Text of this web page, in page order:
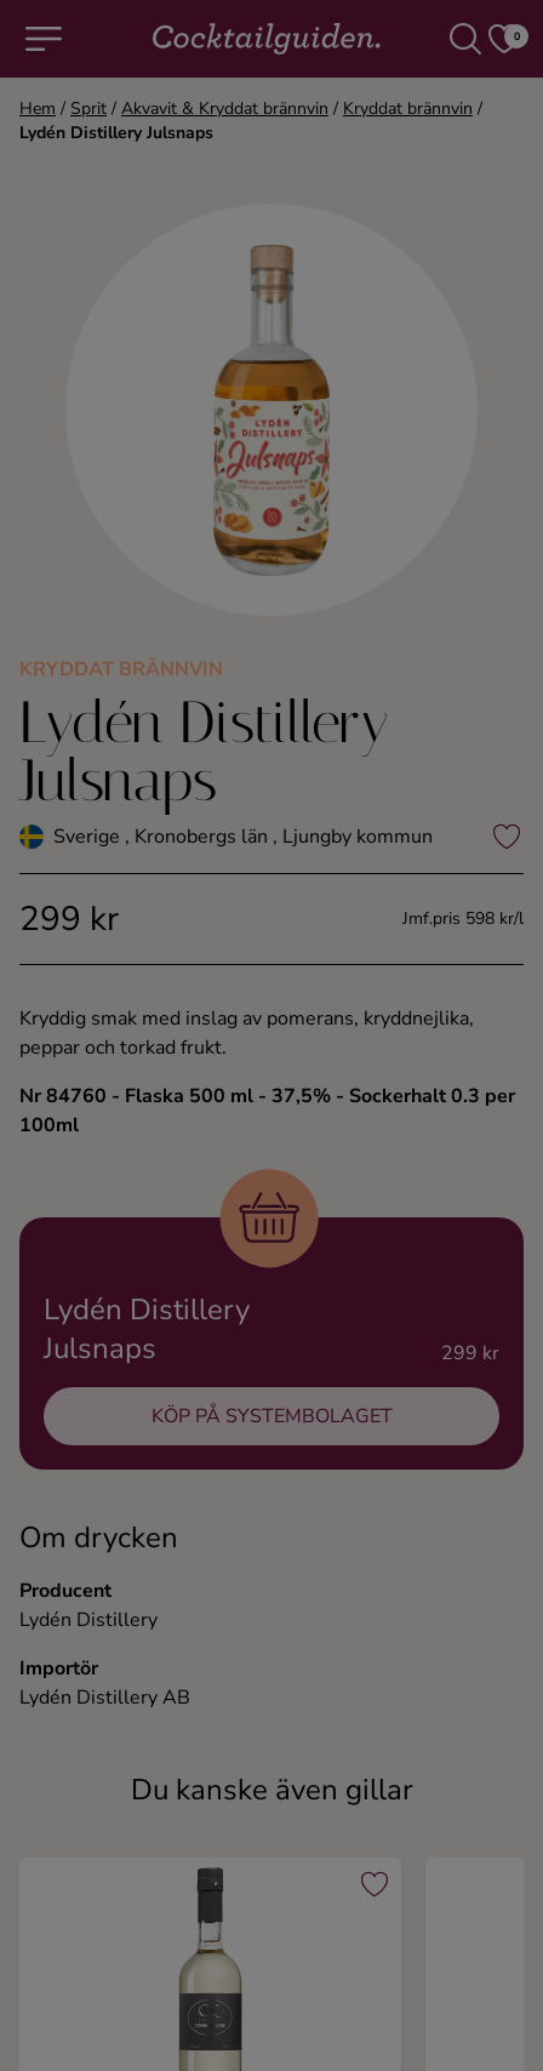
0
COCKTAILS & DRINKAR
Likör
Rom
Shots
Tequila
Whisky
Ingredienser
Hem / Sprit / Akvavit & Kryddat brännvin / Kryddat brännvin /
Lydén Distillery Julsnaps
KRYDDAT BRÄNNVIN
Lydén Distillery
Julsnaps
Sverige , Kronobergs län , Ljungby kommun
299 kr Jmf.pris 598 kr/l
Kryddig smak med inslag av pomerans, kryddnejlika,
peppar och torkad frukt.
Nr 84760 - Flaska 500 ml - 37,5% - Sockerhalt 0.3 per
100ml
Om drycken
Producent
Lydén Distillery
Importör
Lydén Distillery AB
Lydén Distillery
Julsnaps
299 kr
KÖP PÅ SYSTEMBOLAGET
Du kanske även gillar